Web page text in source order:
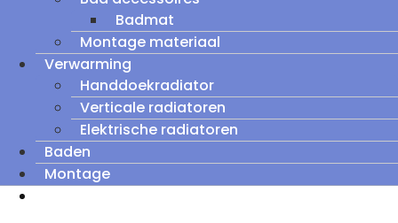
Badmat
Montage materiaal
Verwarming
Handdoekradiator
Verticale radiatoren
Elektrische radiatoren
Baden
Montage